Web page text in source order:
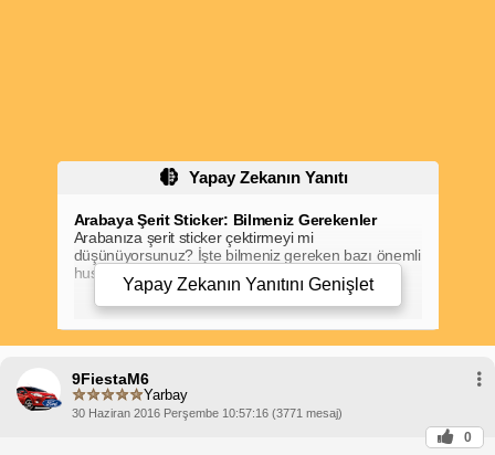
Yapay Zekanın Yanıtı
Arabaya Şerit Sticker: Bilmeniz Gerekenler
Arabanıza şerit sticker çektirmeyi mi
düşünüyorsunuz? İşte bilmeniz gereken bazı önemli
hususlar:
Kaput Üstü Şerit Yasak mı?
Hayır, kaput üstü şeritler genellikle yasak değildir.
Arabaya Şerit Çekmek Yasak mı?
Araçlara şerit çekmek genellikle yasal olsa da,
aracın görüş alanını engellemeyen veya güvenliği
Yapay Zekanın Yanıtını Genişlet
9FiestaM6
Yarbay
30 Haziran 2016 Perşembe 10:57:16 (3771 mesaj)
0